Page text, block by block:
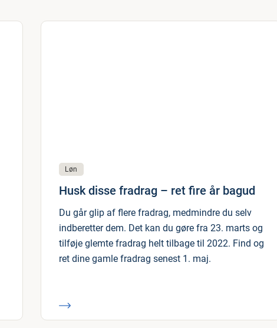
Løn
Husk disse fradrag – ret fire år bagud
Du går glip af flere fradrag, medmindre du selv
indberetter dem. Det kan du gøre fra 23. marts og
tilføje glemte fradrag helt tilbage til 2022. Find og
ret dine gamle fradrag senest 1. maj.